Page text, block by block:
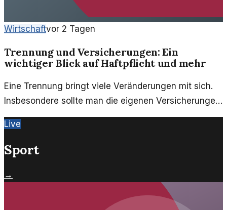
Wirtschaftvor 2 Tagen
Trennung und Versicherungen: Ein
wichtiger Blick auf Haftpflicht und mehr
Eine Trennung bringt viele Veränderungen mit sich.
Insbesondere sollte man die eigenen Versicherungen
prüfen, um finanziell gut aufgestellt zu sein.
Live
Sport
→